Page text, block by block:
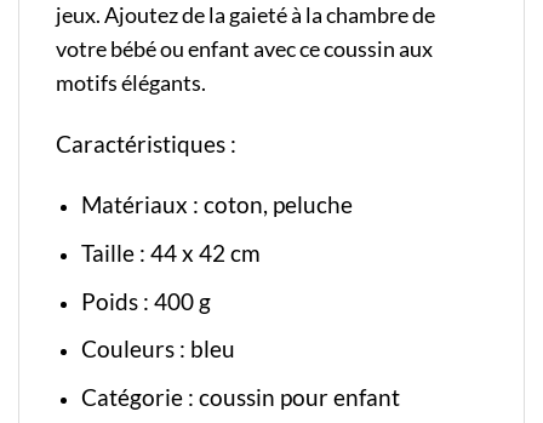
jeux. Ajoutez de la gaieté à la chambre de
votre bébé ou enfant avec ce coussin aux
motifs élégants.
Caractéristiques :
Matériaux : coton, peluche
Taille : 44 x 42 cm
Poids : 400 g
Couleurs : bleu
Catégorie : coussin pour enfant